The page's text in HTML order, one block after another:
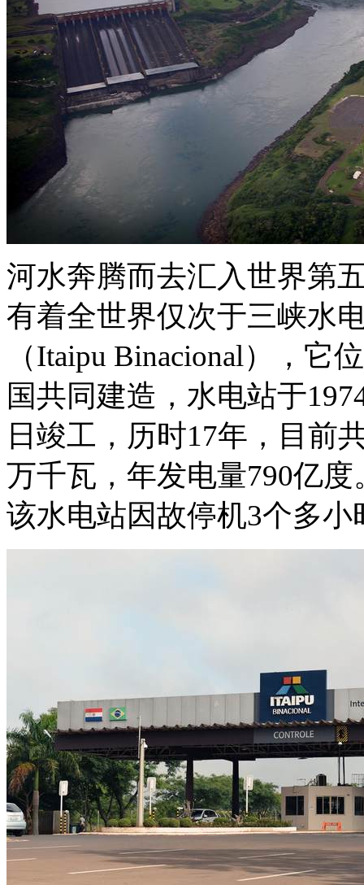
河水奔腾而去汇入世界第
有着全世界仅次于三峡水
（Itaipu Binacional），
国共同建造，水电站于
日竣工，历时17年，目前
万千瓦，年发电量790亿
该水电站因故停机3个多